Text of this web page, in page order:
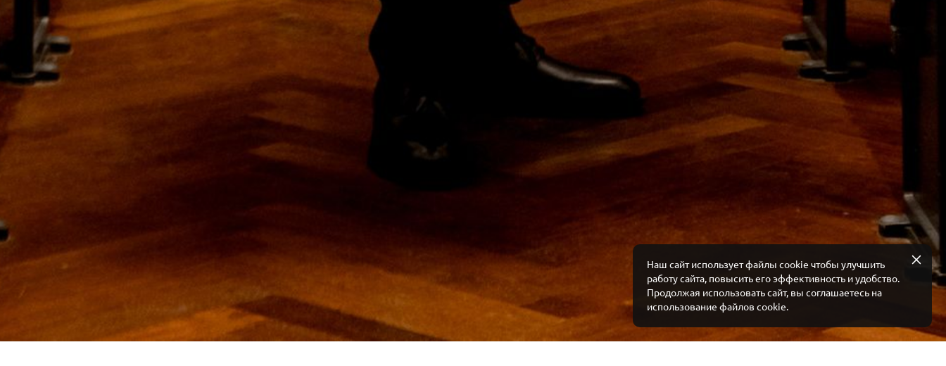
Наш сайт использует файлы cookie чтобы улучшить
работу сайта, повысить его эффективность и удобство.
Продолжая использовать сайт, вы соглашаетесь на
использование файлов cookie.